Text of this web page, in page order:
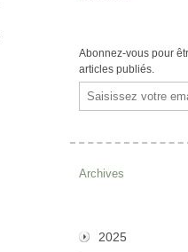
Abonnez-vous pour
articles publiés.
Email
Archives
2025